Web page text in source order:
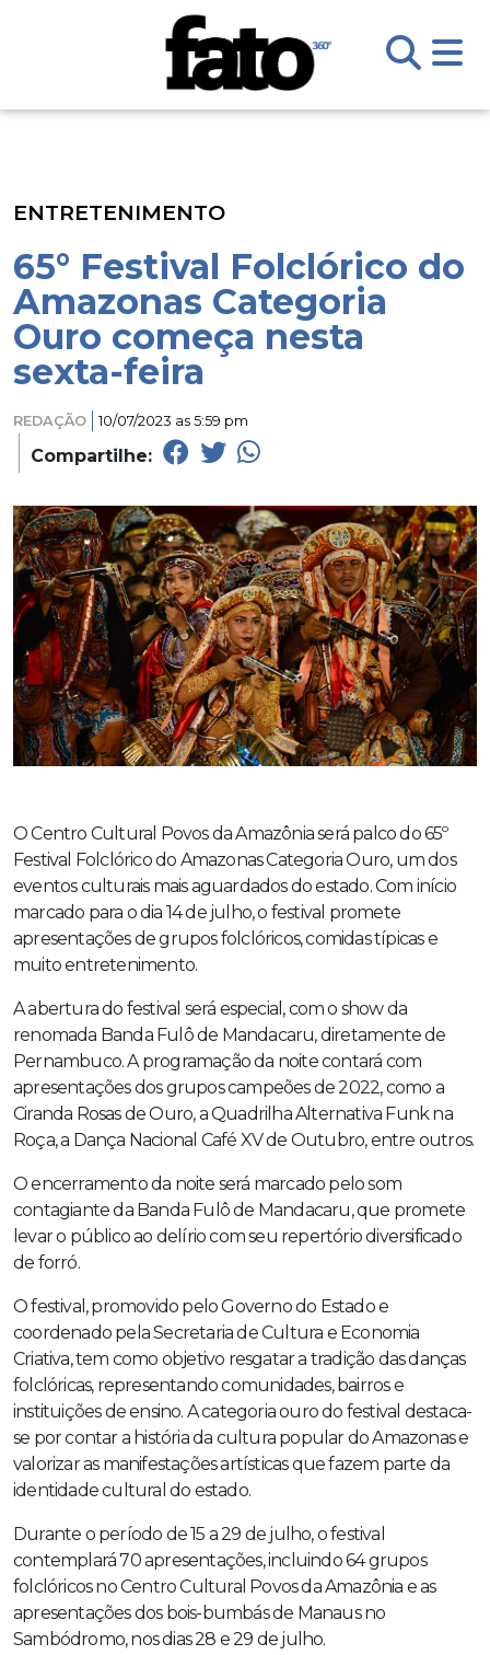
ENTRETENIMENTO
65° Festival Folclórico do
Amazonas Categoria
Ouro começa nesta
sexta-feira
REDAÇÃO 10/07/2023 as 5:59 pm
Compartilhe:
O Centro Cultural Povos da Amazônia será palco do 65º
Festival Folclórico do Amazonas Categoria Ouro, um dos
eventos culturais mais aguardados do estado. Com início
marcado para o dia 14 de julho, o festival promete
apresentações de grupos folclóricos, comidas típicas e
muito entretenimento.
A abertura do festival será especial, com o show da
renomada Banda Fulô de Mandacaru, diretamente de
Pernambuco. A programação da noite contará com
apresentações dos grupos campeões de 2022, como a
Ciranda Rosas de Ouro, a Quadrilha Alternativa Funk na
Roça, a Dança Nacional Café XV de Outubro, entre outros.
O encerramento da noite será marcado pelo som
contagiante da Banda Fulô de Mandacaru, que promete
levar o público ao delírio com seu repertório diversificado
de forró.
O festival, promovido pelo Governo do Estado e
coordenado pela Secretaria de Cultura e Economia
Criativa, tem como objetivo resgatar a tradição das danças
folclóricas, representando comunidades, bairros e
instituições de ensino. A categoria ouro do festival destaca-
se por contar a história da cultura popular do Amazonas e
valorizar as manifestações artísticas que fazem parte da
identidade cultural do estado.
Durante o período de 15 a 29 de julho, o festival
contemplará 70 apresentações, incluindo 64 grupos
folclóricos no Centro Cultural Povos da Amazônia e as
apresentações dos bois-bumbás de Manaus no
Sambódromo, nos dias 28 e 29 de julho.